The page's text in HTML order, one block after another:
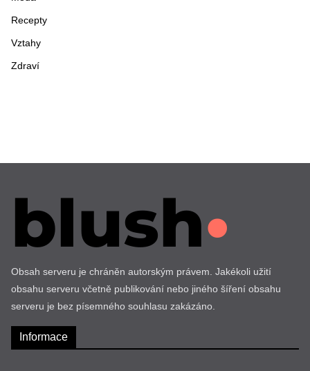
Recepty
Vztahy
Zdraví
Obsah serveru je chráněn autorským právem. Jakékoli užití
obsahu serveru včetně publikování nebo jiného šíření obsahu
serveru je bez písemného souhlasu zakázáno.
Informace